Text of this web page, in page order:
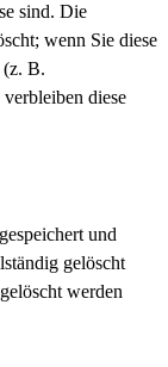
sind. Die
wenn Sie diese
(z. B.
diese
und
gelöscht
werden